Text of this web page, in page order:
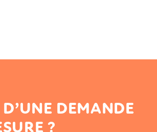
DEMANDE
?